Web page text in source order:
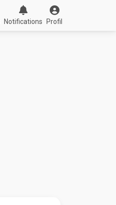
Notifications Profil